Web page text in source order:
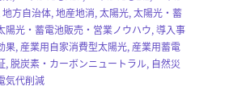
方自治体, 地産地消, 太陽光, 太陽光・蓄
光・蓄電池販売・営業ノウハウ, 導入事
, 産業用自家消費型太陽光, 産業用蓄電
脱炭素・カーボンニュートラル, 自然災
気代削減